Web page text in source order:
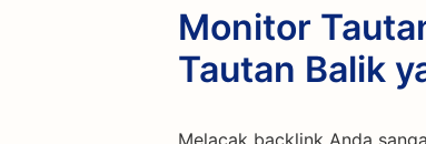
Monitor
Tautan Balik
Melacak backlink Anda